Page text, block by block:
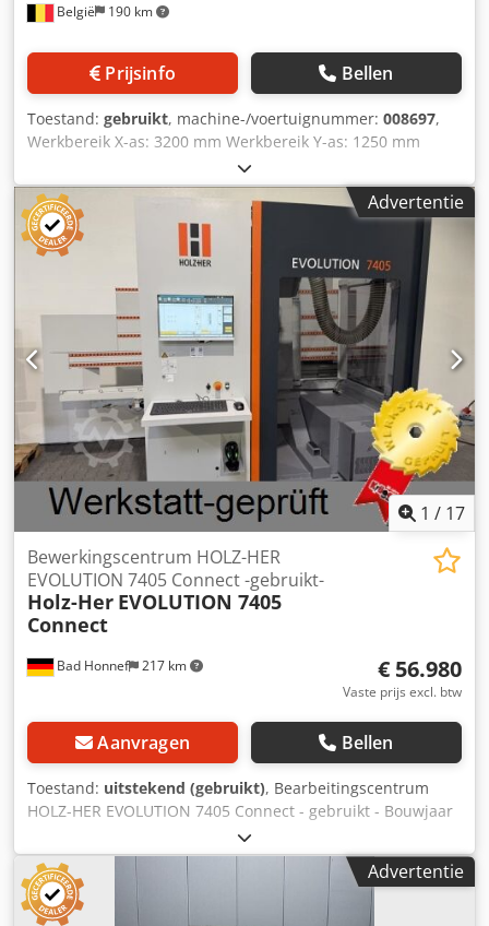
België 190 km
Prijsinfo Bellen
Toestand: gebruikt, machine-/voertuignummer: 008697,
Werkbereik X-as: 3200 mm Werkbereik Y-as: 1250 mm
Vermogen hoofdspindel: 6,5 kW Djdpfx Aajzruzqo Hokr
Aantal geregelde assen: 4 assen Aantal boorspindels: 43
Aantal gereedschapsposities: 8
Advertentie
1 / 17
Bad Honnef 217 km
Bewerkingscentrum HOLZ-HER
EVOLUTION 7405 Connect -gebruikt-
Holz-Her EVOLUTION 7405
Connect
€ 56.980
Vaste prijs excl. btw
Aanvragen Bellen
Toestand: uitstekend (gebruikt), Bearbeitingscentrum
HOLZ-HER EVOLUTION 7405 Connect - gebruikt - Bouwjaar
2022, geïntegreerde vacuümpomp, bewerking in
doorlopende cyclus, 4-zijdige profielbewerking mogelijk,
automatische positiebepaling van de zuigkoppen, geharde,
stofbeschermde prismengeleidingen, kogelspindels op alle
Advertentie